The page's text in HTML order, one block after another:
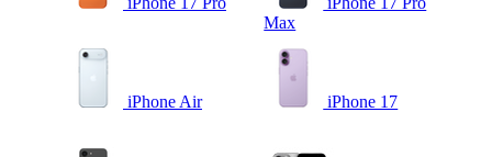
Max
iPhone Air iPhone 17